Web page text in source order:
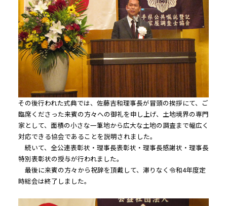
その後行われた式典では、佐藤吉和理事長が冒頭の挨拶にて、ご
臨席くださった来賓の方々への御礼を申し上げ、土地境界の専門
家として、面積の小さな一筆地から広大な土地の調査まで幅広く
対応できる協会であることを説明されました。
続いて、全公連表彰状・理事長表彰状・理事長感謝状・理事長
特別表彰状の授与が行われました。
最後に来賓の方々から祝辞を頂戴して、滞りなく令和4年度定
時総会は終了しました。